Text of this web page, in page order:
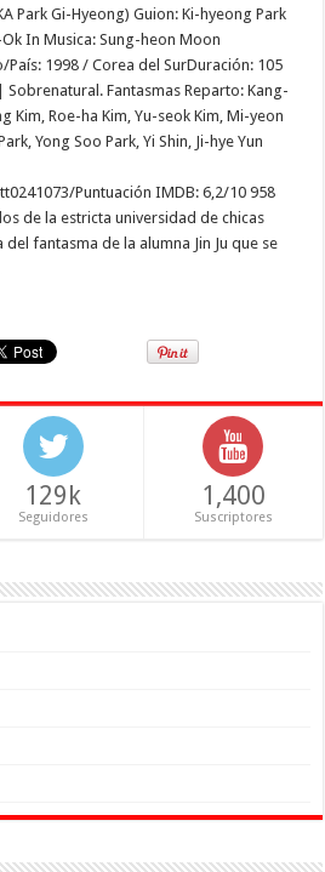
Park Gi-Hyeong) Guion: Ki-hyeong Park
In Musica: Sung-heon Moon
1998 / Corea del SurDuración: 105
Fantasmas Reparto: Kang-
Kim, Roe-ha Kim, Yu-seok Kim, Mi-yeon
Yong Soo Park, Yi Shin, Ji-hye Yun
Puntuación IMDB: 6,2/10 958
de la estricta universidad de chicas
fantasma de la alumna Jin Ju que se
129k
Seguidores
1,400
Suscriptores